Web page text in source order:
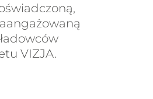
VIZJA.